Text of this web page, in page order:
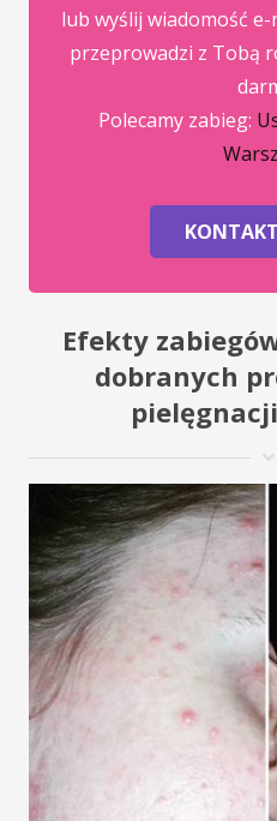
lub wyślij wiadomość
przeprowadzi z Tobą
Polecamy zabieg:
Efekty
dobranych